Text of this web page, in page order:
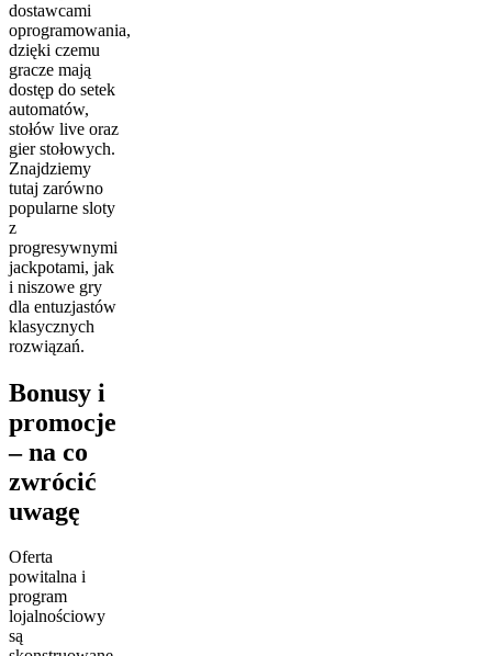
dostawcami
oprogramowania,
dzięki czemu
gracze mają
dostęp do setek
automatów,
stołów live oraz
gier stołowych.
Znajdziemy
tutaj zarówno
popularne sloty
z
progresywnymi
jackpotami, jak
i niszowe gry
dla entuzjastów
klasycznych
rozwiązań.
Bonusy i
promocje
– na co
zwrócić
uwagę
Oferta
powitalna i
program
lojalnościowy
są